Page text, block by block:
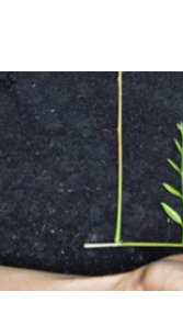
Social